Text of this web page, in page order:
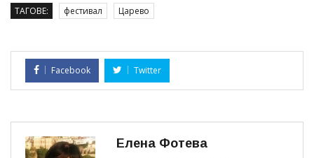
ТАГОВЕ: фестивал Царево
Facebook Twitter
Елена Фотева